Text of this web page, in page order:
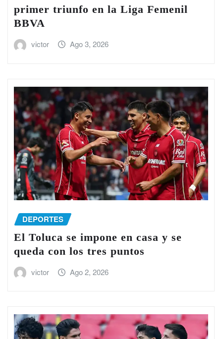
primer triunfo en la Liga Femenil
BBVA
victor Ago 3, 2026
DEPORTES
El Toluca se impone en casa y se
queda con los tres puntos
victor Ago 2, 2026